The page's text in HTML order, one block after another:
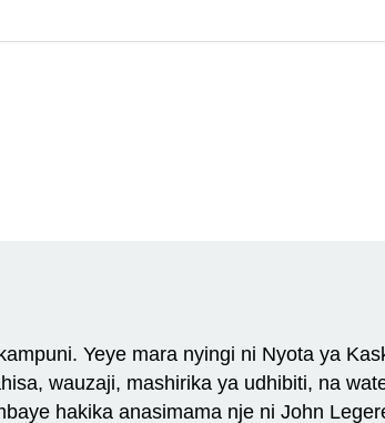
Yeye mara nyingi ni Nyota ya
wauzaji, mashirika ya udhibiti, na
hakika anasimama nje ni John